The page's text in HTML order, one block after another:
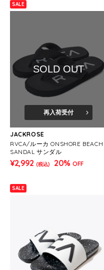
SALE
SOLD OUT
再入荷受付
JACKROSE
RVCA/ルーカ ONSHORE BEACH
SANDAL サンダル
¥2,992 (税込) 20% OFF
SALE